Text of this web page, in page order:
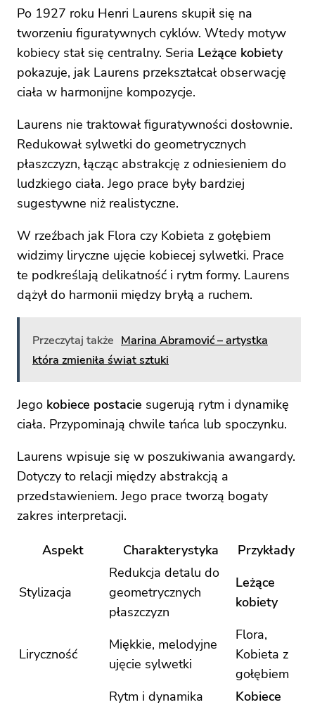
Po 1927 roku Henri Laurens skupił się na
tworzeniu figuratywnych cyklów. Wtedy motyw
kobiecy stał się centralny. Seria Leżące kobiety
pokazuje, jak Laurens przekształcał obserwację
ciała w harmonijne kompozycje.
Laurens nie traktował figuratywności dosłownie.
Redukował sylwetki do geometrycznych
płaszczyzn, łącząc abstrakcję z odniesieniem do
ludzkiego ciała. Jego prace były bardziej
sugestywne niż realistyczne.
W rzeźbach jak Flora czy Kobieta z gołębiem
widzimy liryczne ujęcie kobiecej sylwetki. Prace
te podkreślają delikatność i rytm formy. Laurens
dążył do harmonii między bryłą a ruchem.
Przeczytaj także Marina Abramović – artystka
która zmieniła świat sztuki
Jego kobiece postacie sugerują rytm i dynamikę
ciała. Przypominają chwile tańca lub spoczynku.
Laurens wpisuje się w poszukiwania awangardy.
Dotyczy to relacji między abstrakcją a
przedstawieniem. Jego prace tworzą bogaty
zakres interpretacji.
Aspekt Charakterystyka Przykłady
Stylizacja
Redukcja detalu do
geometrycznych
płaszczyzn
Leżące
kobiety
Liryczność
Miękkie, melodyjne
ujęcie sylwetki
Flora,
Kobieta z
gołębiem
Rytm i dynamika
Kobiece